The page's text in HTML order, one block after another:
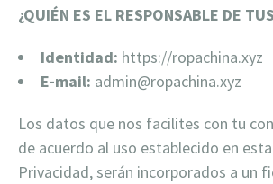
¿QUIÉN ES EL RESPONSABLE DE
Identidad: https://ropachina.xyz
E-mail: admin@ropachina.xyz
Los datos que nos facilites con tu
de acuerdo al uso establecido en
Privacidad, serán incorporados a un